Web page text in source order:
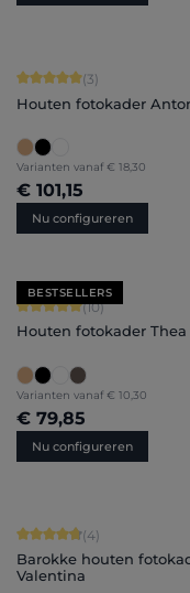
Gemiddelde score van 5
(3)
Houten fotokader
Varianten vanaf € 18,30
€ 101,15
Nu configureren
BESTSELLERS
Gemiddelde score van 5
(10)
Houten fotokader Thea
Varianten vanaf € 10,30
€ 79,85
Nu configureren
Gemiddelde score van
(4)
Barokke houten
Valentina